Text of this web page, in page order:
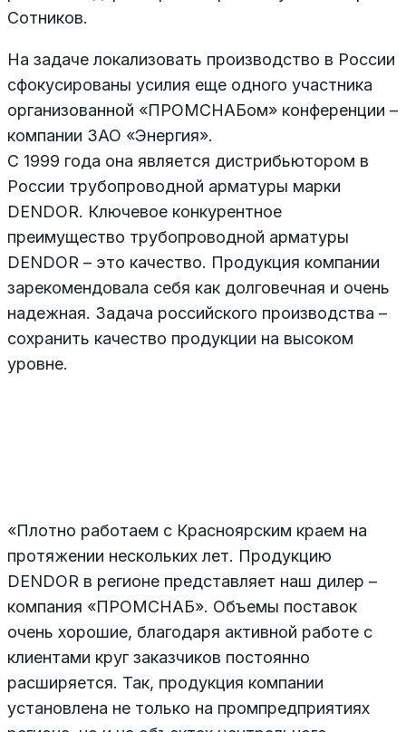
Сотников.
На задаче локализовать производство в России
сфокусированы усилия еще одного участника
организованной «ПРОМСНАБом» конференции –
компании ЗАО «Энергия».
С 1999 года она является дистрибьютором в
России трубопроводной арматуры марки
DENDOR. Ключевое конкурентное
преимущество трубопроводной арматуры
DENDOR – это качество. Продукция компании
зарекомендовала себя как долговечная и очень
надежная. Задача российского производства –
сохранить качество продукции на высоком
уровне.
«Плотно работаем с Красноярским краем на
протяжении нескольких лет. Продукцию
DENDOR в регионе представляет наш дилер –
компания «ПРОМСНАБ». Объемы поставок
очень хорошие, благодаря активной работе с
клиентами круг заказчиков постоянно
расширяется. Так, продукция компании
установлена не только на промпредприятиях